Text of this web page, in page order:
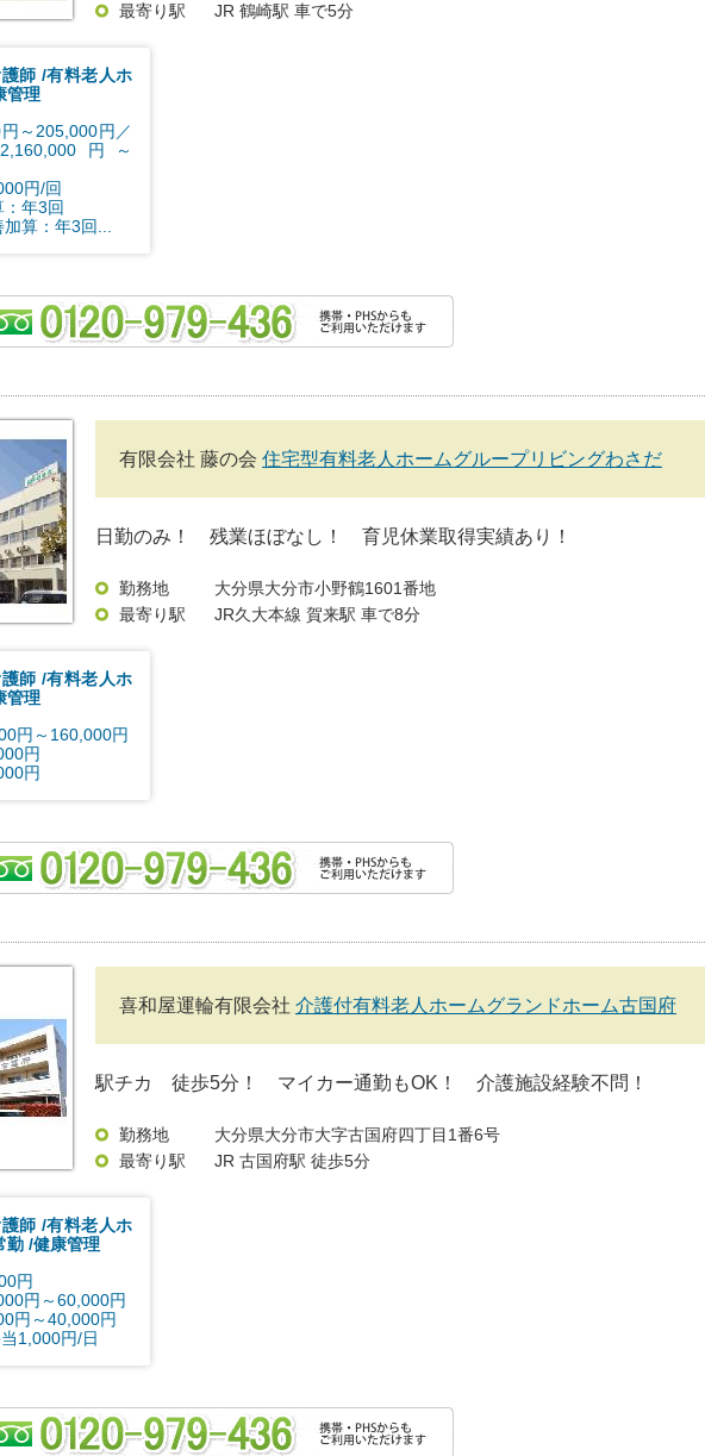
最寄り駅
JR 鶴崎駅 車で5分
師 有料老人ホ
管理
～205,000円／
円～
円/回
年3回
算：年3回...
有限会社 藤の会 住宅型有料老人ホームグループリビングわさだ
日勤のみ！ 残業ほぼなし！ 育児休業取得実績あり！
勤務地
大分県大分市小野鶴1601番地
最寄り駅
JR久大本線 賀来駅 車で8分
師 有料老人ホ
管理
円～160,000円
円
円
喜和屋運輪有限会社 介護付有料老人ホームグランドホーム古国府
駅チカ 徒歩5分！ マイカー通勤もOK！ 介護施設経験不問！
勤務地
大分県大分市大字古国府四丁目1番6号
最寄り駅
JR 古国府駅 徒歩5分
師 有料老人ホ
勤 健康管理
円
円～60,000円
円～40,000円
1,000円/日